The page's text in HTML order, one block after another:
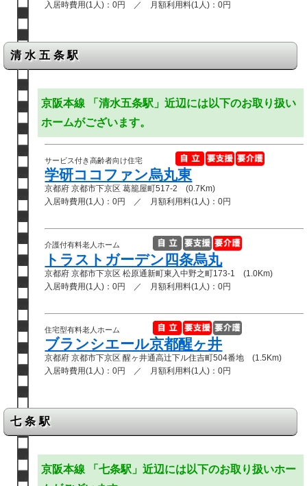
入居時費用(1人)：0円 ／ 月額利用料(1人)：0円
清水五条駅
京阪本線 「清水五条駅」近辺には以下のお取り扱い
ホームがございます。
サービス付き高齢者向け住宅
学研ココファン烏丸東
京都府 京都市下京区 葛籠屋町517-2 (0.7Km)
入居時費用(1人)：0円 ／ 月額利用料(1人)：0円
介護付有料老人ホーム
トラストガーデン四条烏丸
京都府 京都市下京区 松原通新町東入中野之町173-1 (1.0Km)
入居時費用(1人)：0円 ／ 月額利用料(1人)：0円
住宅型有料老人ホーム
ブランシエール京都醒ヶ井
京都府 京都市下京区 醒ヶ井通高辻下ル住吉町504番地 (1.5Km)
入居時費用(1人)：0円 ／ 月額利用料(1人)：0円
七条駅
京阪本線 「七条駅」近辺には以下のお取り扱いホー